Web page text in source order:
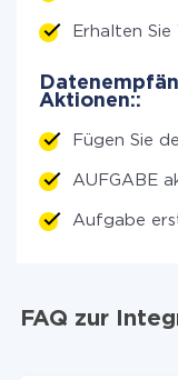
Erhalten
Aktionen::
Fügen Sie
AUFGABE
Aufgabe
FAQ zur